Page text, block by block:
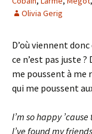
Olivia Gerig
D’où viennent
ce n’est pas juste
me poussent à me
qui me poussent
I’m so happy
I’ve found my